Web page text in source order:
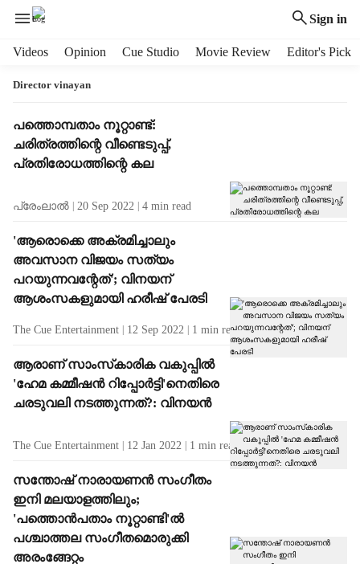
Sign in
Videos Opinion Cue Studio Movie Review Editor's Pick
Director vinayan
T
a
g
s
t
s
പത്തൊമ്പതാം നൂറ്റാണ്ട്:
ചരിത്രത്തിന്റെ വീണ്ടെടുപ്പ്,
പ്രതിരോധത്തിന്റെ കല
പ്രേംലാല്‍ 20 Sep 2022 4 min read
'ആരൊക്കെ അക്രമിച്ചാലും
അവസാന വിജയം സത്യം
പറയുന്നവന്റേത്'; വിനയന്
ആശംസകളുമായി ഹരീഷ് പേരടി
The Cue Entertainment 12 Sep 2022 1 min read
ആരാണ് സാംസ്‌കാരിക വകുപ്പില്‍
'ഹേമ കമ്മീഷന്‍ റിപ്പോര്‍ട്ടി'നെതിരെ
ചരടുവലി നടത്തുന്നത്?: വിനയന്‍
The Cue Entertainment 12 Jan 2022 1 min read
സന്തോഷ് നാരായണന്‍ സംഗീതം
ഇനി മലയാളത്തിലും;
'പത്തൊന്‍പതാം നൂറ്റാണ്ടി'ല്‍
പശ്ചാത്തല സംഗീതമൊരുക്കി
അരംങ്ങേറ്റം